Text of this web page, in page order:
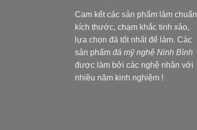
Cam kết các sản phẩm làm chuẩn
kích thước, chạm khắc tinh xảo,
lựa chọn đá tốt nhất để làm. Các
sản phẩm đá mỹ nghệ Ninh Bình
được làm bởi các nghệ nhân với
nhiều năm kinh nghiệm !